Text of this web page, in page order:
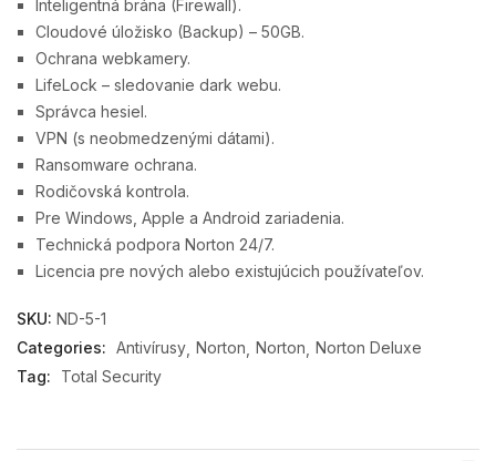
Inteligentná brána (Firewall).
Cloudové úložisko (Backup) – 50GB.
Ochrana webkamery.
LifeLock – sledovanie dark webu.
Správca hesiel.
VPN (s neobmedzenými dátami).
Ransomware ochrana.
Rodičovská kontrola.
Pre Windows, Apple a Android zariadenia.
Technická podpora Norton 24/7.
Licencia pre nových alebo existujúcich používateľov.
SKU: ND-5-1
Categories: Antivírusy Norton Norton Norton Deluxe
Tag:
Total Security